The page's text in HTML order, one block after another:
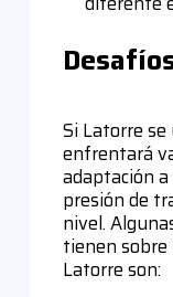
Si Latorre se
enfrentará
adaptación
presión de
nivel.
tienen sobre
Latorre son: